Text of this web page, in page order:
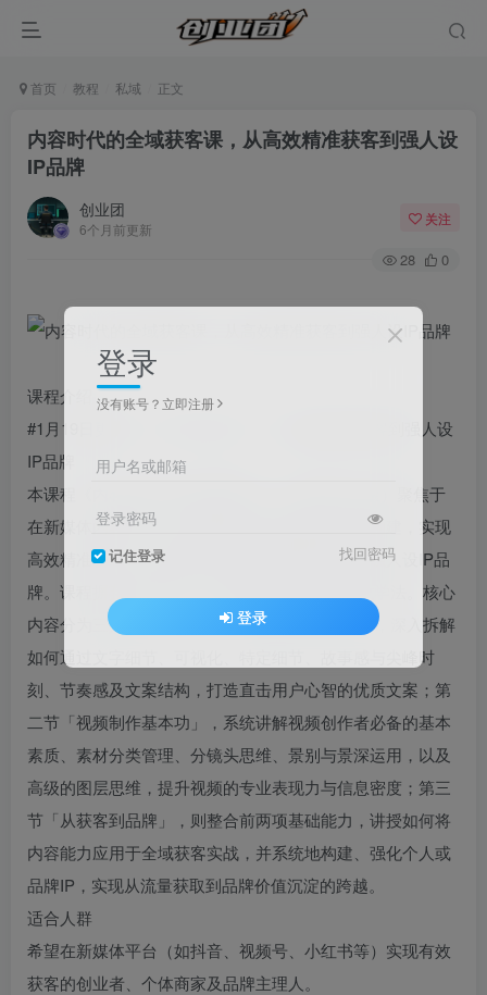
首页 教程 私域 正文
内容时代的全域获客课，从高效精准获客到强人设
IP品牌
创业团
6个月前更新
关注
28 0
课程介绍
#1月19日更新：1月16-19日三天，从高效精准获客到强人设
IP品牌
本课程《内容时代的全域获客课》（2026年1月版）聚焦于
在新媒体内容时代，如何系统地从基础内容能力构建，实现
高效精准获客，并最终升级为具有市场竞争力的强人设IP品
牌。课程摒弃空泛理论，采用“模板+原理”双轨教学法。核心
内容分为三大部分：第一节「文案/语言基本功」，深入拆解
如何通过文字细节、可视化、特定细节、故事感与尖峰时
刻、节奏感及文案结构，打造直击用户心智的优质文案；第
二节「视频制作基本功」，系统讲解视频创作者必备的基本
素质、素材分类管理、分镜头思维、景别与景深运用，以及
高级的图层思维，提升视频的专业表现力与信息密度；第三
节「从获客到品牌」，则整合前两项基础能力，讲授如何将
内容能力应用于全域获客实战，并系统地构建、强化个人或
品牌IP，实现从流量获取到品牌价值沉淀的跨越。
适合人群
希望在新媒体平台（如抖音、视频号、小红书等）实现有效
获客的创业者、个体商家及品牌主理人。
登录
没有账号？立即注册
用户名或邮箱
登录密码
记住登录 找回密码
登录